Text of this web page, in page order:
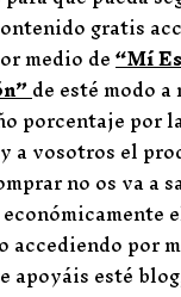
gratis
medio de“Mí
de esté modo
porcentaje por
a vosotros el
no os va a
accediendo por
apoyáis esté